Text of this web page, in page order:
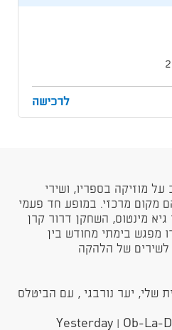
לרכישה
מוזיקה בספריו, ושירי
מקום מרכזי. במופע חד פעמי
מינטוס, השחקן דרור קרן
מפגש בימתי מחודש בין
לשירים של הלהקה
שלי, יער נורבגי , עם הביטלס
Yesterday | Ob-La-